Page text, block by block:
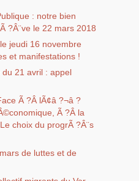
: notre bien
?Â¨ve le 22 mars 2018
jeudi 16 novembre
et manifestations !
du 21 avril : appel
Ã ?Â lÃ¢â ?¬â ?
Ã ?Â la
choix du progrÃ ?Â¨s
de luttes et de